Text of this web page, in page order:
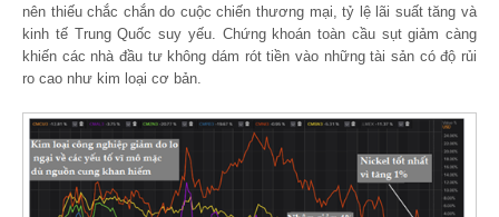
nên thiếu chắc chắn do cuộc chiến thương mại, tỷ lệ lãi suất tăng và
kinh tế Trung Quốc suy yếu. Chứng khoán toàn cầu sụt giảm càng
khiến các nhà đầu tư không dám rót tiền vào những tài sản có độ rủi
ro cao như kim loại cơ bản.